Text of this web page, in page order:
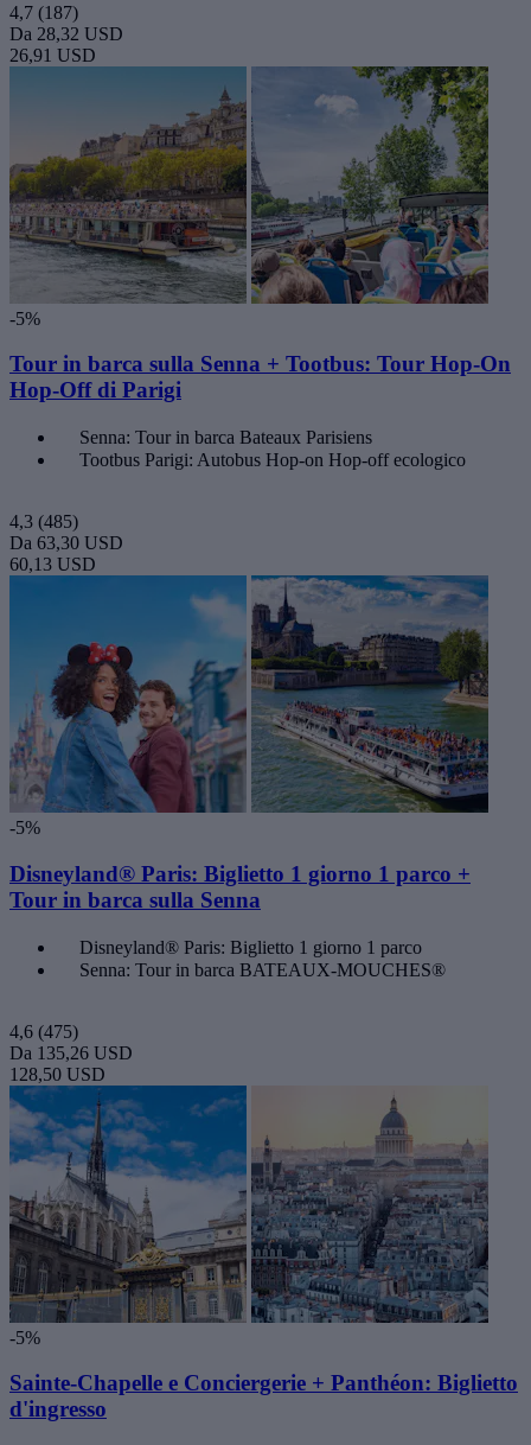
4,7 (187)
Da 28,32 USD
26,91 USD
-5%
Tour in barca sulla Senna + Tootbus: Tour Hop-On
Hop-Off di Parigi
Senna: Tour in barca Bateaux Parisiens
Tootbus Parigi: Autobus Hop-on Hop-off ecologico
4,3 (485)
Da 63,30 USD
60,13 USD
-5%
Disneyland® Paris: Biglietto 1 giorno 1 parco +
Tour in barca sulla Senna
Disneyland® Paris: Biglietto 1 giorno 1 parco
Senna: Tour in barca BATEAUX-MOUCHES®
4,6 (475)
Da 135,26 USD
128,50 USD
-5%
Sainte-Chapelle e Conciergerie + Panthéon: Biglietto
d'ingresso